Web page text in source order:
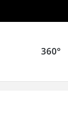
360°